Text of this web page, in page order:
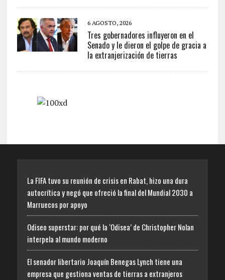
6 AGOSTO, 2026
Tres gobernadores influyeron en el
Senado y le dieron el golpe de gracia a
la extranjerización de tierras
La FIFA tuvo su reunión de crisis en Rabat, hizo una dura
autocrítica y negó que ofreció la final del Mundial 2030 a
Marruecos por apoyo
Odiseo superstar: por qué la ‘Odisea’ de Christopher Nolan
interpela al mundo moderno
El senador libertario Joaquín Benegas Lynch tiene una
empresa que gestiona ventas de tierras a extranjeros